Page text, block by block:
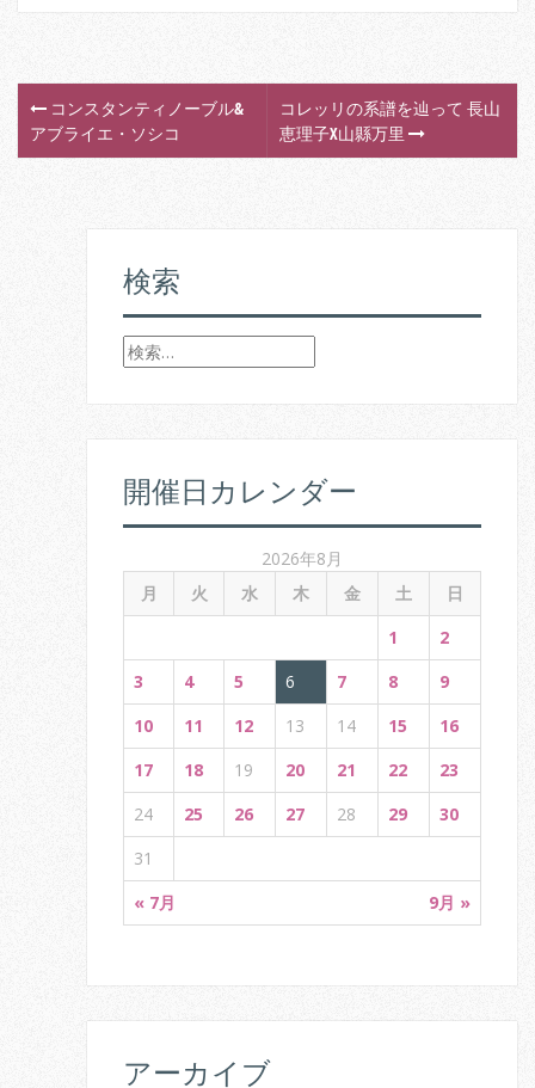
P コンスタンティノーブル&
アブライエ・ソシコ
コレッリの系譜を辿って 長山
恵理子X山縣万里
検索
検
索
:
開催日カレンダー
2026年8月
月
火 水 木 金 土 日
« 7月 9月 »
1
2
3
4 5 6 7 8
9
10
11 12 13 14 15
16
17
18 19 20 21 22
23
24
25 26 27 28 29
30
31
アーカイブ